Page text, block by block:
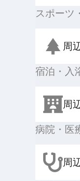
スポーツ
周
宿泊・入
周
病院・医
周